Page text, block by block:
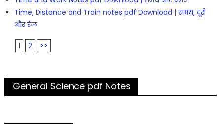
Time, Distance and Train notes pdf Download | समय, दूरी
और रेल
1 2 >>
General Science pdf Notes